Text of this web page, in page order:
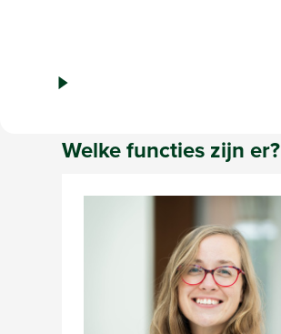
Play video
Bezig met laden
Welkefunctieszijn er?